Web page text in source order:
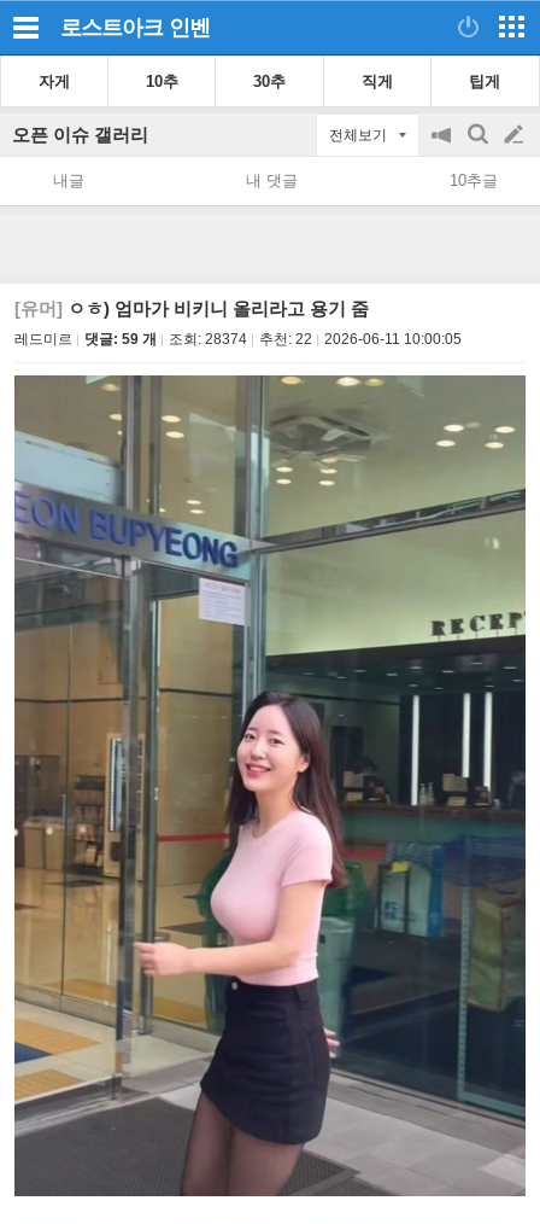
로스트아크 인벤
자게 10추 30추 직게 팁게
오픈 이슈 갤러리 전체보기
공
지
on/off
검
색
글
쓰
내글 내 댓글 10추글
[유머] ㅇㅎ) 엄마가 비키니 올리라고 용기 줌
레드미르 댓글: 59 개 조회: 28374 추천: 22 2026-06-11 10:00:05